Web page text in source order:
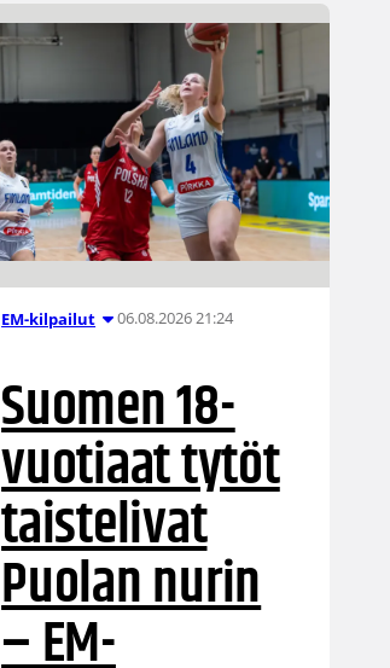
EM-kilpailut 06.08.2026 21:24
Suomen 18-
vuotiaat tytöt
taistelivat
Puolan nurin
– EM-